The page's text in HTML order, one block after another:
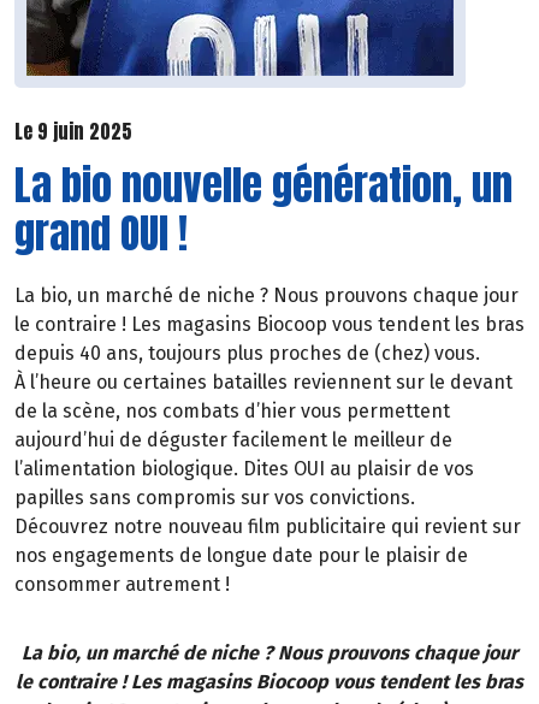
Le 9 juin 2025
La bio nouvelle génération, un
grand OUI !
La bio, un marché de niche ? Nous prouvons chaque jour
le contraire ! Les magasins Biocoop vous tendent les bras
depuis 40 ans, toujours plus proches de (chez) vous.
À l’heure ou certaines batailles reviennent sur le devant
de la scène, nos combats d’hier vous permettent
aujourd’hui de déguster facilement le meilleur de
l’alimentation biologique. Dites OUI au plaisir de vos
papilles sans compromis sur vos convictions.
Découvrez notre nouveau film publicitaire qui revient sur
nos engagements de longue date pour le plaisir de
consommer autrement !
La bio, un marché de niche ? Nous prouvons chaque jour
le contraire ! Les magasins Biocoop vous tendent les bras